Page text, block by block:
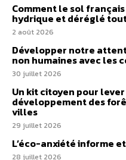
Comment le sol
hydrique et déréglé
2 août 2026
Développer notre
non humaines avec les
30 juillet 2026
Un kit citoyen pour
développement des
villes
29 juillet 2026
L’éco-anxiété informe
28 juillet 2026